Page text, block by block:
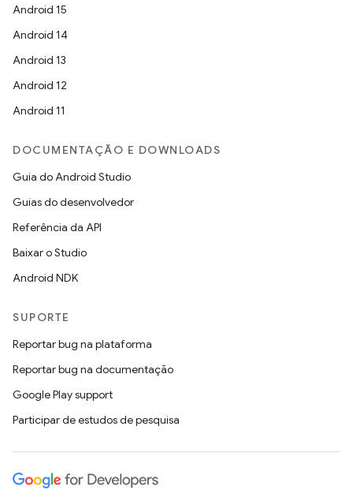
Android 15
Android 14
Android 13
Android 12
Android 11
DOCUMENTAÇÃO E DOWNLOADS
Guia do Android Studio
Guias do desenvolvedor
Referência da API
Baixar o Studio
Android NDK
SUPORTE
Reportar bug na plataforma
Reportar bug na documentação
Google Play support
Participar de estudos de pesquisa